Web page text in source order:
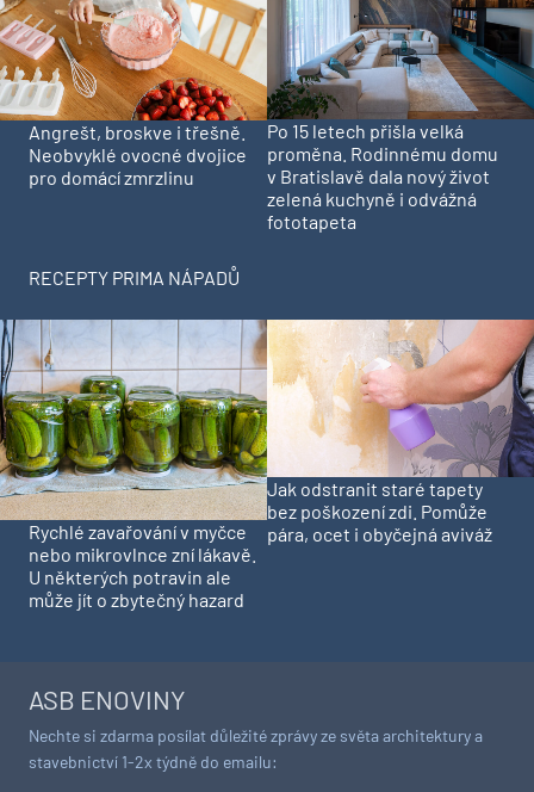
Angrešt, broskve i třešně.
Neobvyklé ovocné dvojice
pro domácí zmrzlinu
Po 15 letech přišla velká
proměna. Rodinnému domu
v Bratislavě dala nový život
zelená kuchyně i odvážná
fototapeta
RECEPTY PRIMA NÁPADŮ
Rychlé zavařování v myčce
nebo mikrovlnce zní lákavě.
U některých potravin ale
může jít o zbytečný hazard
Jak odstranit staré tapety
bez poškození zdi. Pomůže
pára, ocet i obyčejná aviváž
ASB ENOVINY
Nechte si zdarma posílat důležité zprávy ze světa architektury a
stavebnictví 1-2x týdně do emailu: